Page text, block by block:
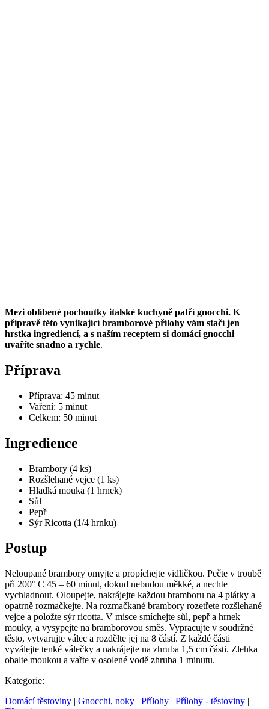
Mezi oblíbené pochoutky italské kuchyně patří gnocchi. K
přípravě této vynikající bramborové přílohy vám stačí jen
hrstka ingrediencí, a s naším receptem si domácí gnocchi
uvaříte snadno a rychle.
Příprava
Příprava: 45 minut
Vaření: 5 minut
Celkem: 50 minut
Ingredience
Brambory (4 ks)
Rozšlehané vejce (1 ks)
Hladká mouka (1 hrnek)
Sůl
Pepř
Sýr Ricotta (1/4 hrnku)
Postup
Neloupané brambory omyjte a propíchejte vidličkou. Pečte v troubě
při 200° C 45 – 60 minut, dokud nebudou měkké, a nechte
vychladnout. Oloupejte, nakrájejte každou bramboru na 4 plátky a
opatrně rozmačkejte. Na rozmačkané brambory rozetřete rozšlehané
vejce a položte sýr ricotta. V misce smíchejte sůl, pepř a hrnek
mouky, a vysypejte na bramborovou směs. Vypracujte v soudržné
těsto, vytvarujte válec a rozdělte jej na 8 částí. Z každé části
vyválejte tenké válečky a nakrájejte na zhruba 1,5 cm části. Zlehka
obalte moukou a vařte v osolené vodě zhruba 1 minutu.
Kategorie:
Domácí těstoviny | Gnocchi, noky | Přílohy | Přílohy - těstoviny |